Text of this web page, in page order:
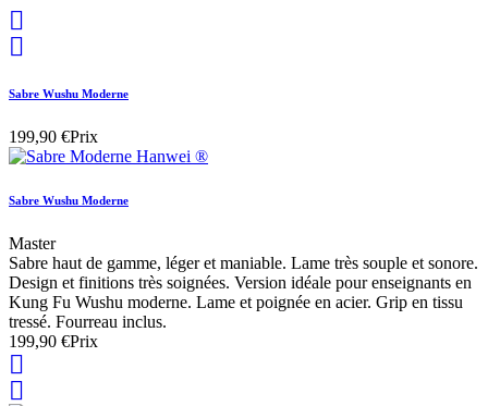


Sabre Wushu Moderne
199,90 €Prix
Sabre Wushu Moderne
Master
Sabre haut de gamme, léger et maniable. Lame très souple et sonore.
Design et finitions très soignées. Version idéale pour enseignants en
Kung Fu Wushu moderne. Lame et poignée en acier. Grip en tissu
tressé. Fourreau inclus.
199,90 €Prix

